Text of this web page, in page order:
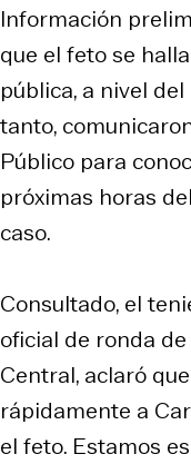
Información
que el feto se
pública, a nivel
tanto,
Público para
próximas horas
caso.
Consultado, el
oficial de ronda
Central, aclaró
rápidamente a
el feto. Estamos